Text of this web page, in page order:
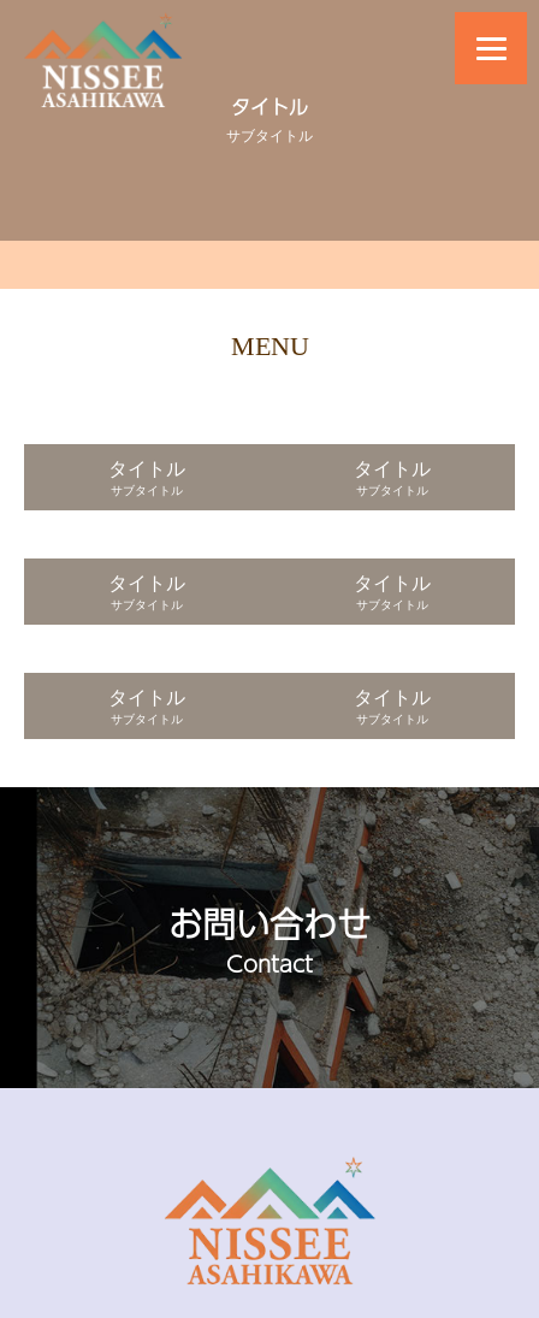
タイトル
サブタイトル
MENU
タイトル
サブタイトル
タイトル
サブタイトル
タイトル
サブタイトル
タイトル
サブタイトル
タイトル
サブタイトル
タイトル
サブタイトル
お問い合わせ
Contact